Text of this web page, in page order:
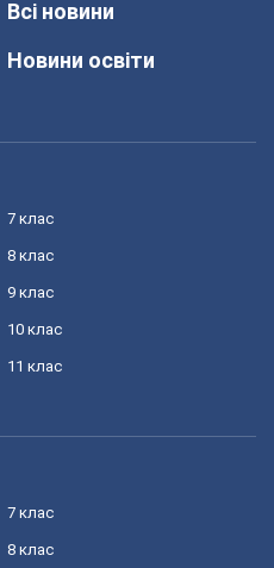
Всі новини
Новини освіти
7 клас
8 клас
9 клас
10 клас
11 клас
7 клас
8 клас